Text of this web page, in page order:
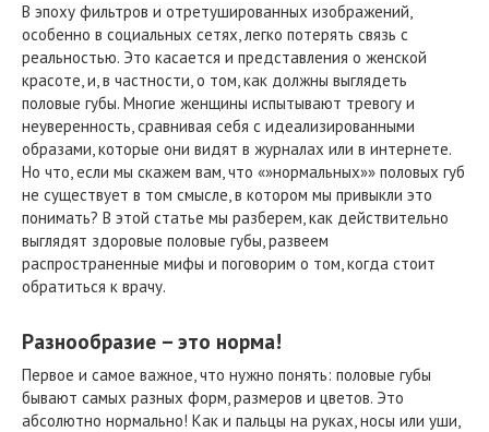
В эпоху фильтров и отретушированных изображений,
особенно в социальных сетях, легко потерять связь с
реальностью. Это касается и представления о женской
красоте, и, в частности, о том, как должны выглядеть
половые губы. Многие женщины испытывают тревогу и
неуверенность, сравнивая себя с идеализированными
образами, которые они видят в журналах или в интернете.
Но что, если мы скажем вам, что «»нормальных»» половых губ
не существует в том смысле, в котором мы привыкли это
понимать? В этой статье мы разберем, как действительно
выглядят здоровые половые губы, развеем
распространенные мифы и поговорим о том, когда стоит
обратиться к врачу.
Разнообразие – это норма!
Первое и самое важное, что нужно понять: половые губы
бывают самых разных форм, размеров и цветов. Это
абсолютно нормально! Как и пальцы на руках, носы или уши,